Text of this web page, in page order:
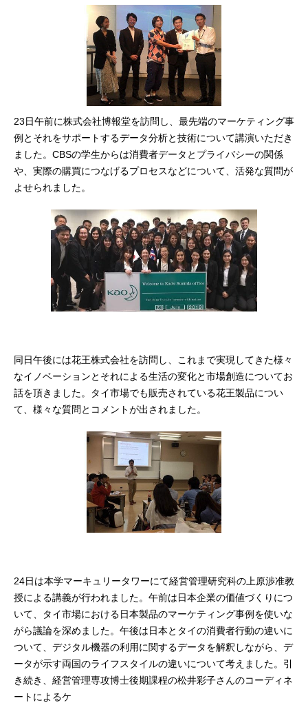
23日午前に株式会社博報堂を訪問し、最先端のマーケティング事
例とそれをサポートするデータ分析と技術について講演いただき
ました。CBSの学生からは消費者データとプライバシーの関係
や、実際の購買につなげるプロセスなどについて、活発な質問が
よせられました。
同日午後には花王株式会社を訪問し、これまで実現してきた様々
なイノベーションとそれによる生活の変化と市場創造についてお
話を頂きました。タイ市場でも販売されている花王製品につい
て、様々な質問とコメントが出されました。
24日は本学マーキュリータワーにて経営管理研究科の上原渉准教
授による講義が行われました。午前は日本企業の価値づくりにつ
いて、タイ市場における日本製品のマーケティング事例を使いな
がら議論を深めました。午後は日本とタイの消費者行動の違いに
ついて、デジタル機器の利用に関するデータを解釈しながら、デ
ータが示す両国のライフスタイルの違いについて考えました。引
き続き、経営管理専攻博士後期課程の松井彩子さんのコーディネ
ートによるケ